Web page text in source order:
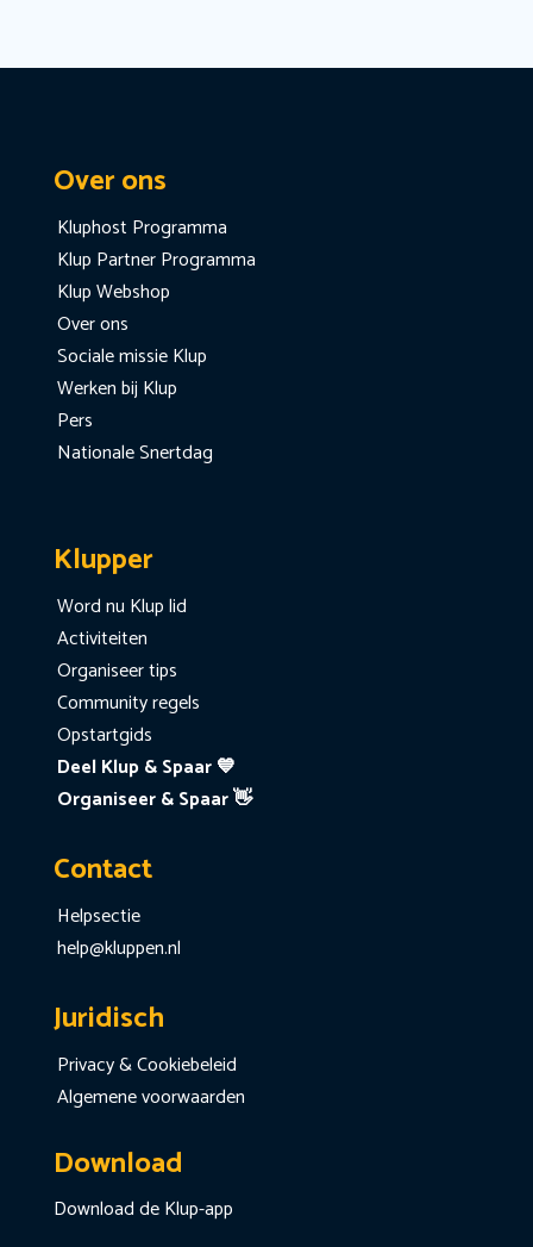
Over ons
Kluphost Programma
Klup Partner Programma
Klup Webshop
Over ons
Sociale missie Klup
Werken bij Klup
Pers
Nationale Snertdag
Klupper
Word nu Klup lid
Activiteiten
Organiseer tips
Community regels
Opstartgids
Deel Klup & Spaar 💙
Organiseer & Spaar 👋
Contact
Helpsectie
help@kluppen.nl
Juridisch
Privacy & Cookiebeleid
Algemene voorwaarden
Download
Download de Klup-app